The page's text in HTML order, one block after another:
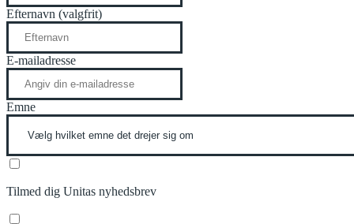
Efternavn (valgfrit)
E-mailadresse
Emne
Tilmed dig Unitas nyhedsbrev